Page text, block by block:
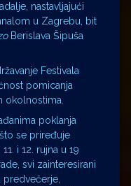
nastavljajući
u Zagrebu, bit
Berislava Šipuša
Festivala
pomicanja
okolnostima.
poklanja
se priređuje
i 12. rujna u 19
svi zainteresirani